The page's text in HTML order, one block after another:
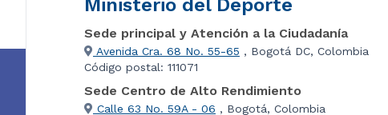
Ministerio del Deporte
Sede principal y Atención a la Ciudadanía
Avenida Cra. 68 No. 55-65 , Bogotá DC, Colombia
Código postal: 111071
Sede Centro de Alto Rendimiento
Calle 63 No. 59A - 06 , Bogotá, Colombia